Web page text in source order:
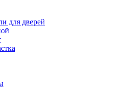
для дверей